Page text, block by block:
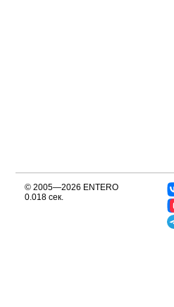
© 2005—2026 ENTERO
0.018 сек.